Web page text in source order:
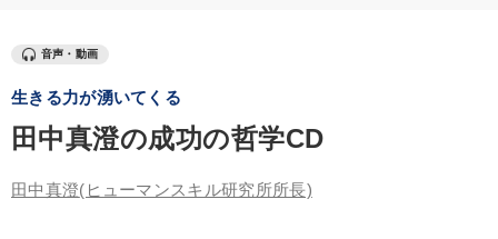
大竹愼一書籍 【4月】音声・映像
「儲けの本質」を突く 後継社長・アトツギ
音声・動画
生きる力が湧いてくる
田中真澄の成功の哲学CD
田中真澄(ヒューマンスキル研究所所長)